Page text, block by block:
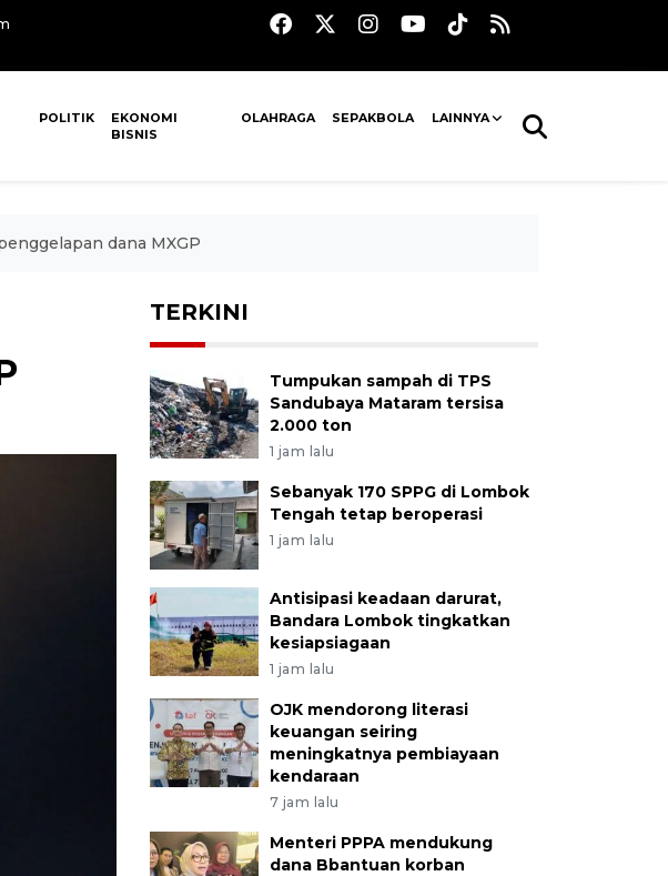
POLITIK
EKONOMI
BISNIS
OLAHRAGA SEPAKBOLA LAINNYA
dana MXGP
TERKINI
Tumpukan sampah di TPS
Sandubaya Mataram tersisa
2.000 ton
1 jam lalu
Sebanyak 170 SPPG di Lombok
Tengah tetap beroperasi
1 jam lalu
Antisipasi keadaan darurat,
Bandara Lombok tingkatkan
kesiapsiagaan
1 jam lalu
OJK mendorong literasi
keuangan seiring
meningkatnya pembiayaan
kendaraan
7 jam lalu
Menteri PPPA mendukung
dana Bbantuan korban